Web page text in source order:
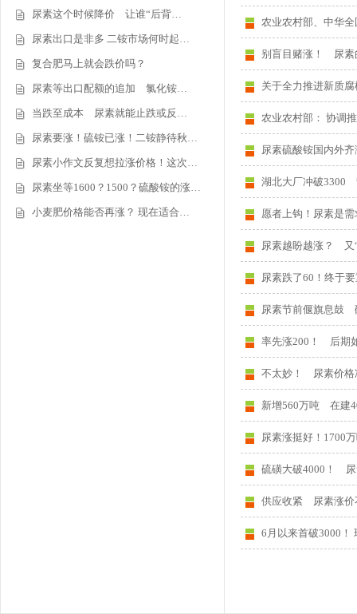
尿素这个时候降价 让谁“后背…
尿素出口是非多 二铵市场何时起…
复合肥马上就会跌价吗？
尿素等出口配额的追加 氯化铵…
当跌至成本 尿素就能止跌或反…
尿素要涨！硫铵已涨！二铵静待秋…
尿素小作文反复想拉涨价格！这次…
尿素坐等1600？1500？硫酸铵的涨…
小麦肥价格能否再涨？ 现在适合…
农业农村部、中华
别盲目赌涨！ 尿素
关于全力推进新质
农业农村部： 协调
尿素硫酸铵国内外
湖北大厂冲破3300
愿者上钩！尿素是
尿素越盼越涨？ 又
尿素跌了60！终于
尿素节前偃旗息鼓
率先涨200！ 后期
不太妙！ 尿素价格
新增560万吨 在建
尿素涨挺好！1700
硫磺大破4000！
供应收紧 尿素涨
6月以来首破3000！